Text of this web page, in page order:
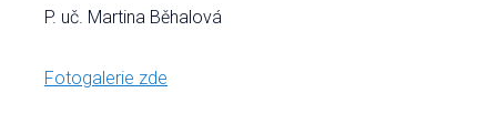
P. uč. Martina Běhalová
Fotogalerie zde